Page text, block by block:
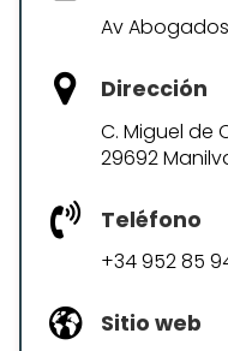
Av Abogados
Dirección
C. Miguel de
29692
Teléfono
+34 952 85
Sitio web